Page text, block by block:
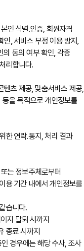
인 식별․인증, 회원자격
인, 서비스 부정 이용 방지,
의 동의 여부 확인, 각종
리합니다.
텐츠 제공, 맞춤서비스 제공,
을 목적으로 개인정보를
한 연락․통지, 처리 결과
는 정보주체로부터
용 기간 내에서 개인정보를
습니다.
지 탈퇴 시까지
종료 시까지
경우에는 해당 수사, 조사